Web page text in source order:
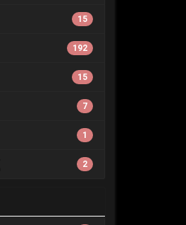
15
192
15
7
1
2